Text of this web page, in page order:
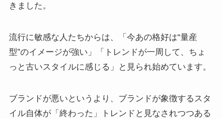
きました。
流行に敏感な人たちからは、「今あの格好は“量産
型”のイメージが強い」「トレンドが一周して、ちょ
っと古いスタイルに感じる」と見られ始めています。
ブランドが悪いというより、ブランドが象徴するスタ
イル自体が「終わった」トレンドと見なされつつある